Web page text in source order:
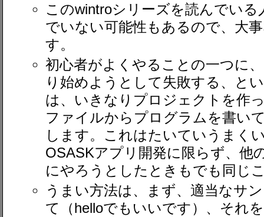
このwintroシリーズを読んでい
でいない可能性もあるので、大
す。
初心者がよくやることの一つに
り始めようとして失敗する、と
は、いきなりプロジェクトを作
ファイルからプログラムを書い
します。これはたいていうまく
OSASKアプリ開発に限らず、他
にやろうとしたときもでも同じ
うまい方法は、まず、適当なサ
て（helloでもいいです）、それ